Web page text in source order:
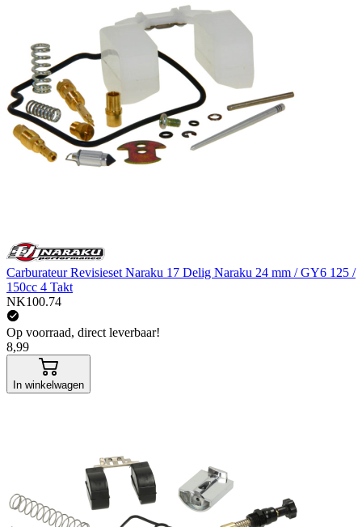
Carburateur Revisieset Naraku 17 Delig Naraku 24 mm / GY6 125 /
150cc 4 Takt
NK100.74
Op voorraad, direct leverbaar!
8,99
In winkelwagen